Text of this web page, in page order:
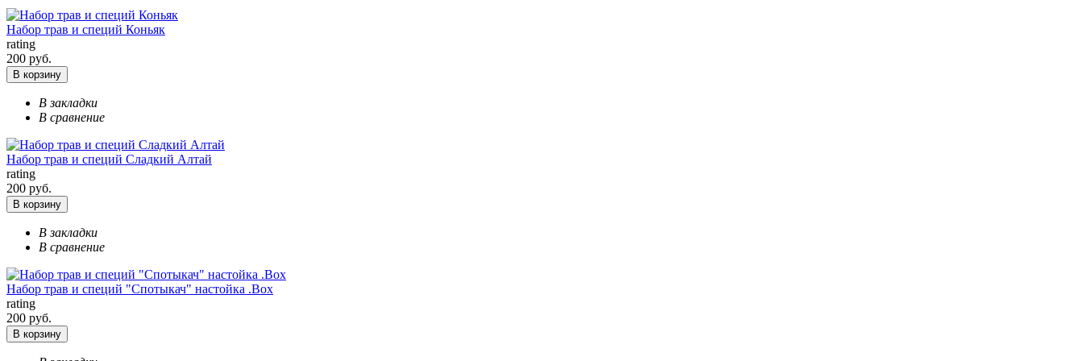
Набор трав и специй Коньяк
rating
200 руб.
В корзину
В закладки
В сравнение
Набор трав и специй Сладкий Алтай
rating
200 руб.
В корзину
В закладки
В сравнение
Набор трав и специй "Спотыкач" настойка .Box
rating
200 руб.
В корзину